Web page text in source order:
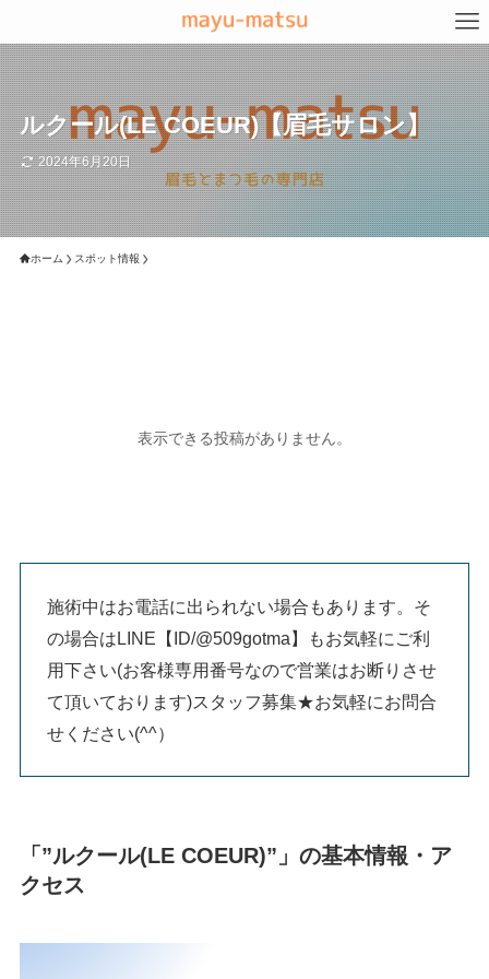
ルクール(LE COEUR)【眉毛サロン】
2024年6月20日
ホーム スポット情報
施術中はお電話に出られない場合もあります。そ
の場合はLINE【ID/@509gotma】もお気軽にご利
用下さい(お客様専用番号なので営業はお断りさせ
て頂いております)スタッフ募集★お気軽にお問合
せください(^^）
「”ルクール(LE COEUR)”」の基本情報・ア
クセス